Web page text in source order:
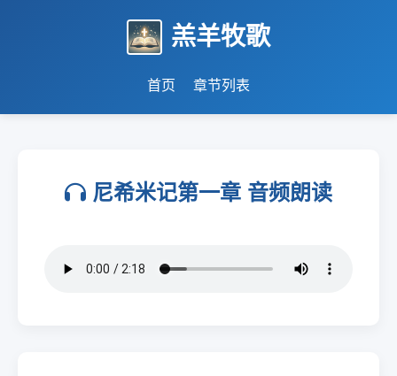
羔羊牧歌
首页 章节列表
尼希米记第一章 音频朗读